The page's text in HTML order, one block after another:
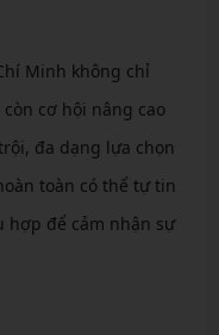
Minh không chỉ
cơ hội nâng cao
đa dạng lựa chọn
toàn có thể tự tin
hợp để cảm nhận sự